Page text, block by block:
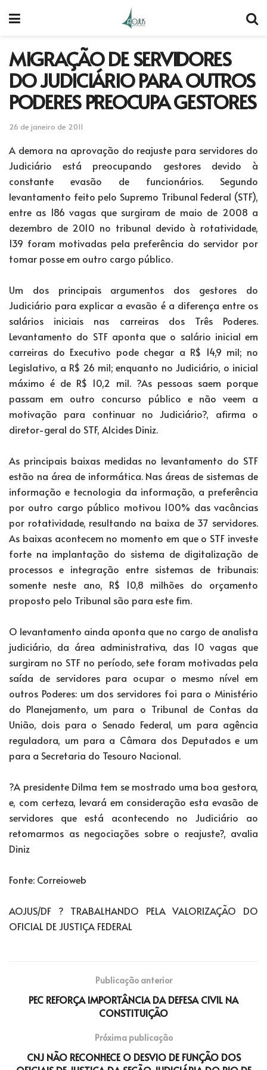
MIGRAÇÃO DE SERVIDORES
DO JUDICIÁRIO PARA OUTROS
PODERES PREOCUPA GESTORES
26 de janeiro de 2011
A demora na aprovação do reajuste para servidores do
Judiciário está preocupando gestores devido à
constante evasão de funcionários. Segundo
levantamento feito pelo Supremo Tribunal Federal (STF),
entre as 186 vagas que surgiram de maio de 2008 a
dezembro de 2010 no tribunal devido à rotatividade,
139 foram motivadas pela preferência do servidor por
tomar posse em outro cargo público.
Um dos principais argumentos dos gestores do
Judiciário para explicar a evasão é a diferença entre os
salários iniciais nas carreiras dos Três Poderes.
Levantamento do STF aponta que o salário inicial em
carreiras do Executivo pode chegar a R$ 14,9 mil; no
Legislativo, a R$ 26 mil; enquanto no Judiciário, o inicial
máximo é de R$ 10,2 mil. ?As pessoas saem porque
passam em outro concurso público e não veem a
motivação para continuar no Judiciário?, afirma o
diretor-geral do STF, Alcides Diniz.
As principais baixas medidas no levantamento do STF
estão na área de informática. Nas áreas de sistemas de
informação e tecnologia da informação, a preferência
por outro cargo público motivou 100% das vacâncias
por rotatividade, resultando na baixa de 37 servidores.
As baixas acontecem no momento em que o STF investe
forte na implantação do sistema de digitalização de
processos e integração entre sistemas de tribunais:
somente neste ano, R$ 10,8 milhões do orçamento
proposto pelo Tribunal são para este fim.
O levantamento ainda aponta que no cargo de analista
judiciário, da área administrativa, das 10 vagas que
surgiram no STF no período, sete foram motivadas pela
saída de servidores para ocupar o mesmo nível em
outros Poderes: um dos servidores foi para o Ministério
do Planejamento, um para o Tribunal de Contas da
União, dois para o Senado Federal, um para agência
reguladora, um para a Câmara dos Deputados e um
para a Secretaria do Tesouro Nacional.
?A presidente Dilma tem se mostrado uma boa gestora,
e, com certeza, levará em consideração esta evasão de
servidores que está acontecendo no Judiciário ao
retomarmos as negociações sobre o reajuste?, avalia
Diniz
Fonte: Correioweb
AOJUS/DF ? TRABALHANDO PELA VALORIZAÇÃO DO
OFICIAL DE JUSTIÇA FEDERAL
Publicação anterior
PEC REFORÇA IMPORTÂNCIA DA DEFESA CIVIL NA
CONSTITUIÇÃO
Próxima publicação
CNJ NÃO RECONHECE O DESVIO DE FUNÇÃO DOS